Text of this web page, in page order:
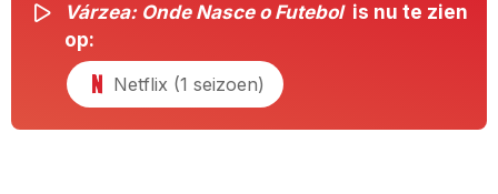
Várzea: Onde Nasce o Futebol is nu te zien
op:
Netflix (1 seizoen)